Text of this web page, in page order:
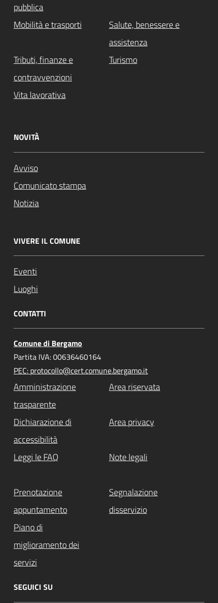
pubblica
Mobilità e trasporti
Salute, benessere e
assistenza
Tributi, finanze e
contravvenzioni
Turismo
Vita lavorativa
NOVITÀ
Avviso
Comunicato stampa
Notizia
VIVERE IL COMUNE
Eventi
Luoghi
CONTATTI
Comune di Bergamo
Partita IVA: 00636460164
PEC: protocollo@cert.comune.bergamo.it
Amministrazione
trasparente
Area riservata
Dichiarazione di
accessibilità
Area privacy
Leggi le FAQ Note legali
Prenotazione
appuntamento
Segnalazione
disservizio
Piano di
miglioramento dei
servizi
SEGUICI SU